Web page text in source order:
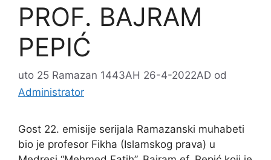
PROF. BAJRAM
PEPIĆ
uto 25 Ramazan 1443AH 26-4-2022AD od
Administrator
Gost 22. emisije serijala Ramazanski muhabeti
bio je profesor Fikha (Islamskog prava) u